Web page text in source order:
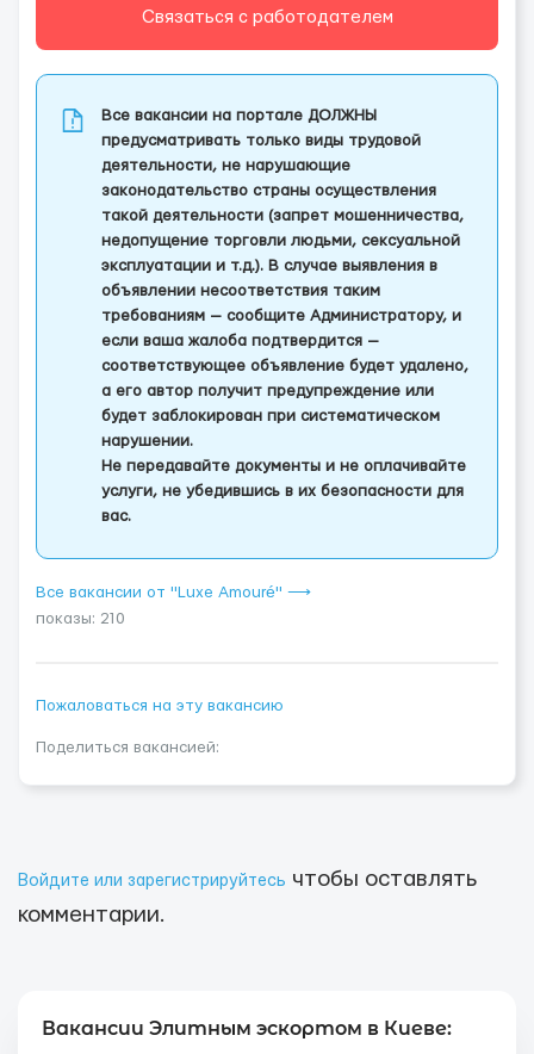
Связаться с работодателем
Все вакансии на портале ДОЛЖНЫ
предусматривать только виды трудовой
деятельности, не нарушающие
законодательство страны осуществления
такой деятельности (запрет мошенничества,
недопущение торговли людьми, сексуальной
эксплуатации и т.д.). В случае выявления в
объявлении несоответствия таким
требованиям — сообщите Администратору, и
если ваша жалоба подтвердится —
соответствующее объявление будет удалено,
а его автор получит предупреждение или
будет заблокирован при систематическом
нарушении.
Не передавайте документы и не оплачивайте
услуги, не убедившись в их безопасности для
вас.
Все вакансии от "Luxe Amouré" ⟶
показы: 210
Пожаловаться на эту вакансию
Поделиться вакансией:
Войдите или зарегистрируйтесь чтобы оставлять
комментарии.
Вакансии Элитным эскортом в Киеве: